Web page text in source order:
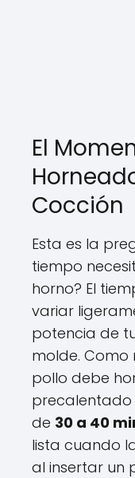
El
Cocción
Esta es la
tiempo
horno? El
variar
potencia de
molde.
pollo debe
precalentado
de 30 a 40
lista cuando
al insertar un